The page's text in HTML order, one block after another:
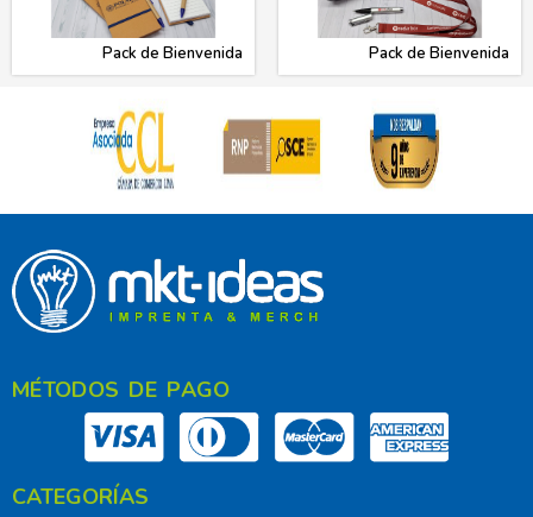
Pack de Bienvenida Pack de Bienvenida
MÉTODOS DE PAGO
CATEGORÍAS